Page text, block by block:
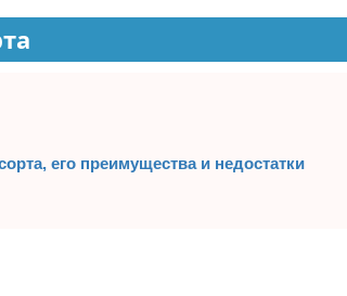
его преимущества и недостатки